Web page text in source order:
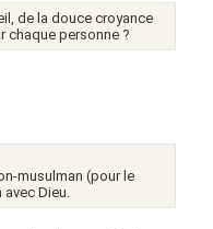
de la douce croyance
chaque personne ?
musulman (pour le
Dieu.